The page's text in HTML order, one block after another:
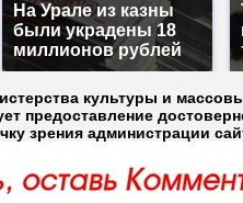
На Урале из казны
были украдены 18
миллионов рублей
культуры и
предоставление
зрения администрации